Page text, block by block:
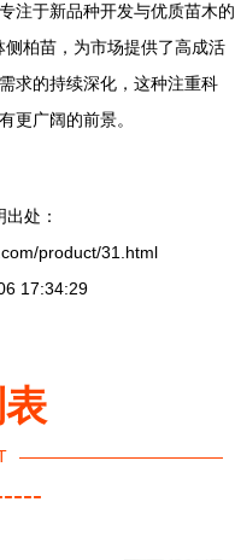
注于新品种开发与优质苗木的
柏苗，为市场提供了高成活
求的持续深化，这种注重科
更广阔的前景。
处：
product/31.html
17:34:29